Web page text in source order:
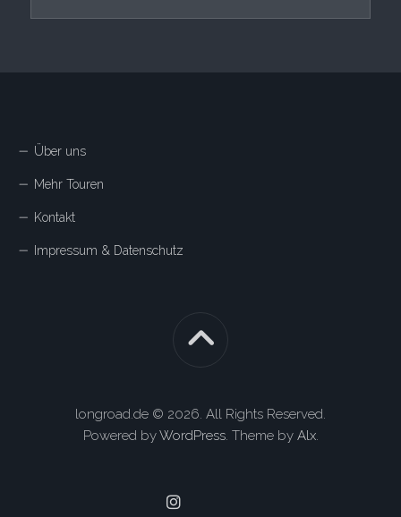
Über uns
Mehr Touren
Kontakt
Impressum & Datenschutz
longroad.de © 2026. All Rights Reserved.
Powered byWordPress. Theme by Alx.